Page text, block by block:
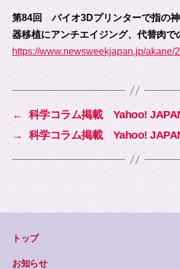
第84回 バイオ3Dプリンターで指の
器移植にアンチエイジング、代替肉で
https://www.newsweekjapan.jp/akane/
←
科学コラム掲載 Yahoo!
→
科学コラム掲載 Yahoo!
トップ
お知らせ